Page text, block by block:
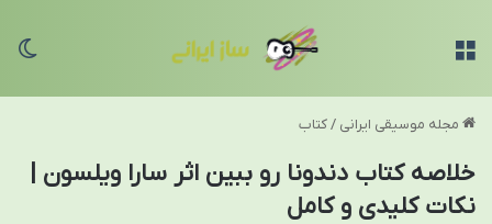
مجله موسیقی ایرانی /کتاب
خلاصه کتاب دندونا رو ببین اثر سارا ویلسون |
نکات کلیدی و کامل